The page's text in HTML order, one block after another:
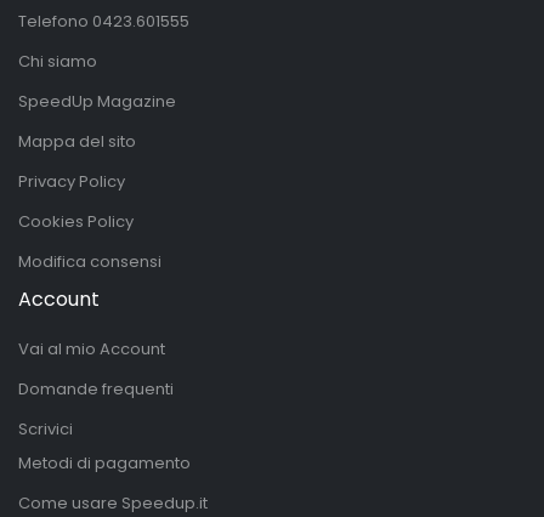
Telefono 0423.601555
Chi siamo
SpeedUp Magazine
Mappa del sito
Privacy Policy
Cookies Policy
Modifica consensi
Account
Vai al mio Account
Domande frequenti
Scrivici
Metodi di pagamento
Come usare Speedup.it